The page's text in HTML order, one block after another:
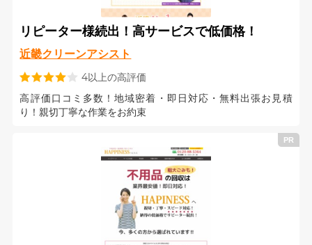
リピーター様続出！高サービスで低価格！
近畿クリーンアシスト
4以上の高評価
高評価口コミ多数！地域密着・即日対応・無料出張お見積
り！親切丁寧な作業をお約束